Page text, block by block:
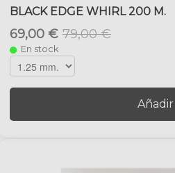
BLACK EDGE WHIRL 200 M.
69,00 € 79,00 €
En stock
Añadir